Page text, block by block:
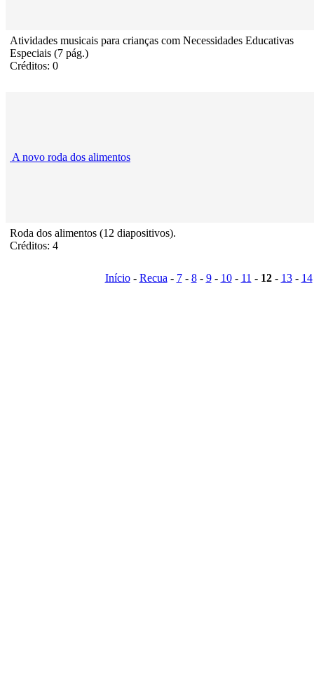
Atividades musicais para crianças com Necessidades Educativas
Especiais (7 pág.)
Créditos: 0
A novo roda dos alimentos
Roda dos alimentos (12 diapositivos).
Créditos: 4
Início- Recua- 7- 8- 9- 10- 11 - 12- 13- 14